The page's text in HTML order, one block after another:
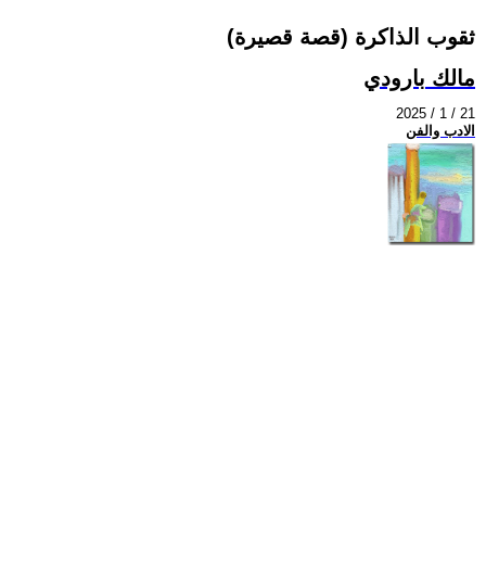
ثقوب الذاكرة (قصة قصيرة)
مالك بارودي
2025 / 1 / 21
الادب والفن